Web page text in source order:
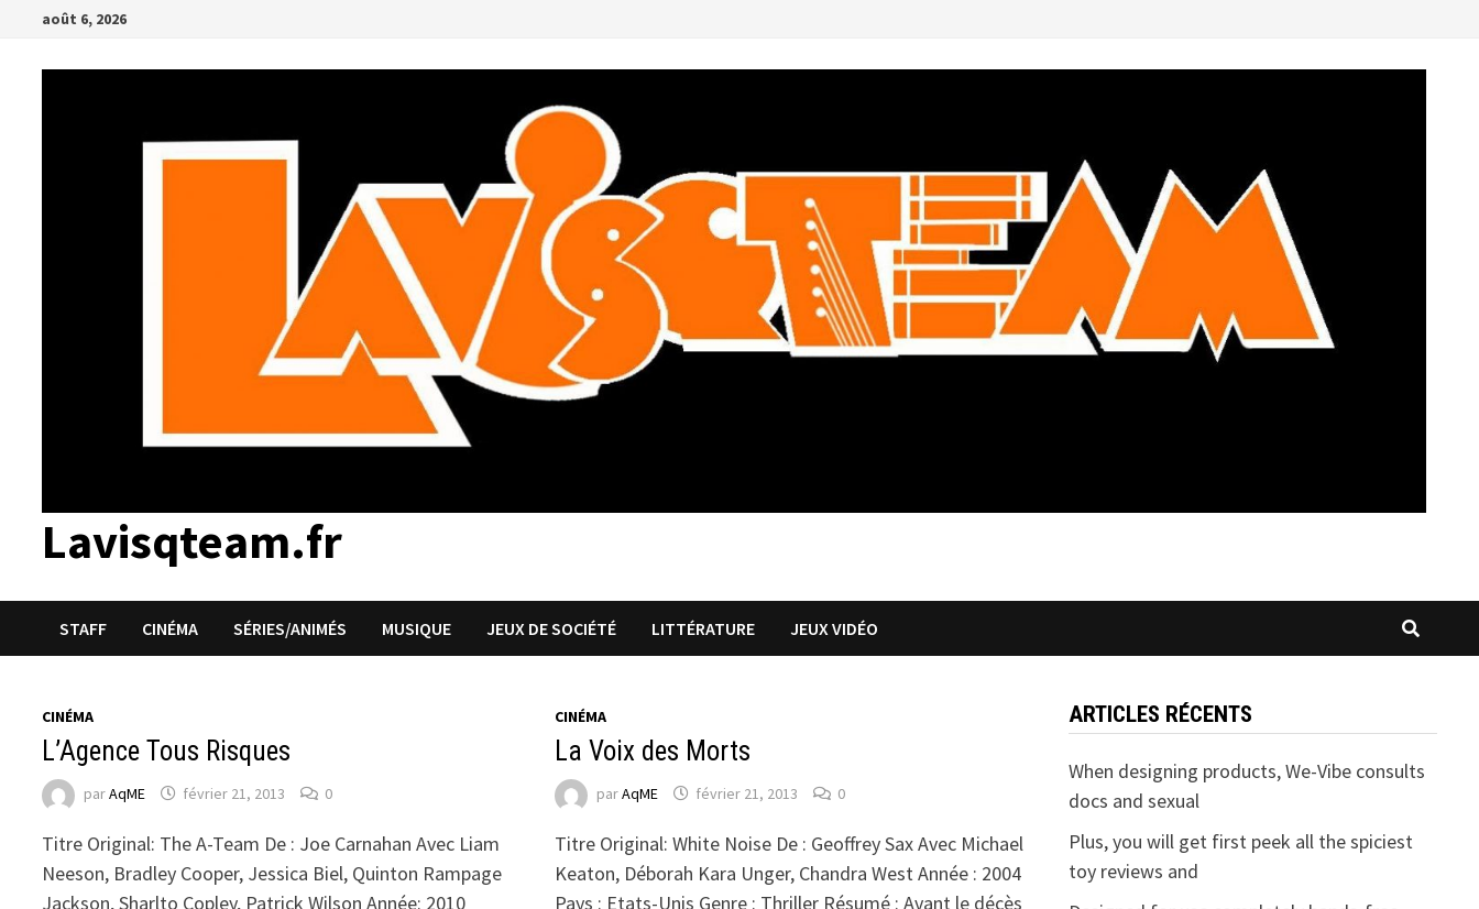
Passer
contenu
août 6, 2026
Lavisqteam.fr
STAFF CINÉMA SÉRIES/ANIMÉS MUSIQUE JEUX DE SOCIÉTÉ LITTÉRATURE JEUX VIDÉO
CINÉMA
L’Agence Tous Risques
parAqME février 21, 2013 0
Titre Original: The A-Team De : Joe Carnahan Avec Liam
Neeson, Bradley Cooper, Jessica Biel, Quinton Rampage
Jackson, Sharlto Copley, Patrick Wilson Année: 2010
CINÉMA
La Voix des Morts
parAqME février 21, 2013 0
Titre Original: White Noise De : Geoffrey Sax Avec Michael
Keaton, Déborah Kara Unger, Chandra West Année : 2004
Pays : Etats-Unis Genre : Thriller Résumé : Avant le décès
ARTICLES RÉCENTS
When designing products, We-Vibe consults
docs and sexual
Plus, you will get first peek all the spiciest
toy reviews and